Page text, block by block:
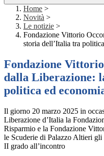
Home >
Novità >
Le notizie >
Fondazione Vittorio
storia dell’Italia tra
Fondazione
dalla Liberazione:
politica ed
Il giorno 20 marzo 2025 in
Liberazione d’Italia la
Risparmio e la Fondazione
le Scuderie di Palazzo Altieri gli
II grado all’incontro